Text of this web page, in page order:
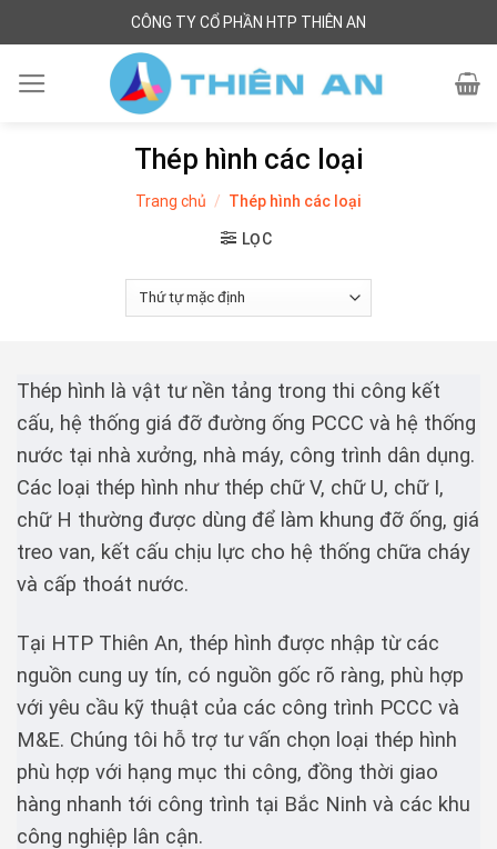
to
content
CÔNG TY CỔ PHẦN HTP THIÊN AN
Thép hình các loại
Trang chủ / Thép hình các loại
LỌC
Thép hình là vật tư nền tảng trong thi công kết
cấu, hệ thống giá đỡ đường ống PCCC và hệ thống
nước tại nhà xưởng, nhà máy, công trình dân dụng.
Các loại thép hình như thép chữ V, chữ U, chữ I,
chữ H thường được dùng để làm khung đỡ ống, giá
treo van, kết cấu chịu lực cho hệ thống chữa cháy
và cấp thoát nước.
Tại HTP Thiên An, thép hình được nhập từ các
nguồn cung uy tín, có nguồn gốc rõ ràng, phù hợp
với yêu cầu kỹ thuật của các công trình PCCC và
M&E. Chúng tôi hỗ trợ tư vấn chọn loại thép hình
phù hợp với hạng mục thi công, đồng thời giao
hàng nhanh tới công trình tại Bắc Ninh và các khu
công nghiệp lân cận.